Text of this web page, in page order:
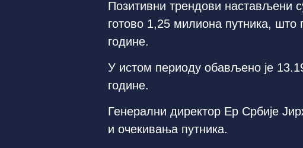
Позитивни трендови настављени
готово 1,25 милиона путника,
године.
У истом периоду обављено је
године.
Генерални директор Ер Србије
и очекивања путника.